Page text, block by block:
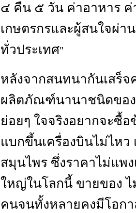
๔ คืน ๕ วัน ค่าอาหาร
เกษตรกรและผู้สนใจผ่
ทั่วประเทศ"
หลังจากสนทนากันเสร็
ผลิตภัณฑ์นานาชนิดของ
ย่อยๆ ใจจริงอยากจะซื้
แบกขึ้นเครื่องบินไม่ไหว
สมุนไพร ซึ่งราคาไม่แพ
ใหญ่ในโลกนี้ ขายของ
คนจนทั้งหลายคงมีโอก